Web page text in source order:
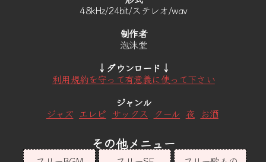
48kHz/24bit/ステレオ/wav
制作者
泡沫堂
↓ダウンロード↓
利用規約を守って有意義に使って下さい
ジャンル
ジャズ エレピ サックス クール 夜 お酒
その他メニュー